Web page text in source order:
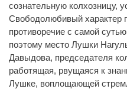
сознательную колхозницу,
Свободолюбивый характер
противоречие с самой
поэтому место Лушки
Давыдова, председателя
работящая, рвущаяся к
Лушке, воплощающей